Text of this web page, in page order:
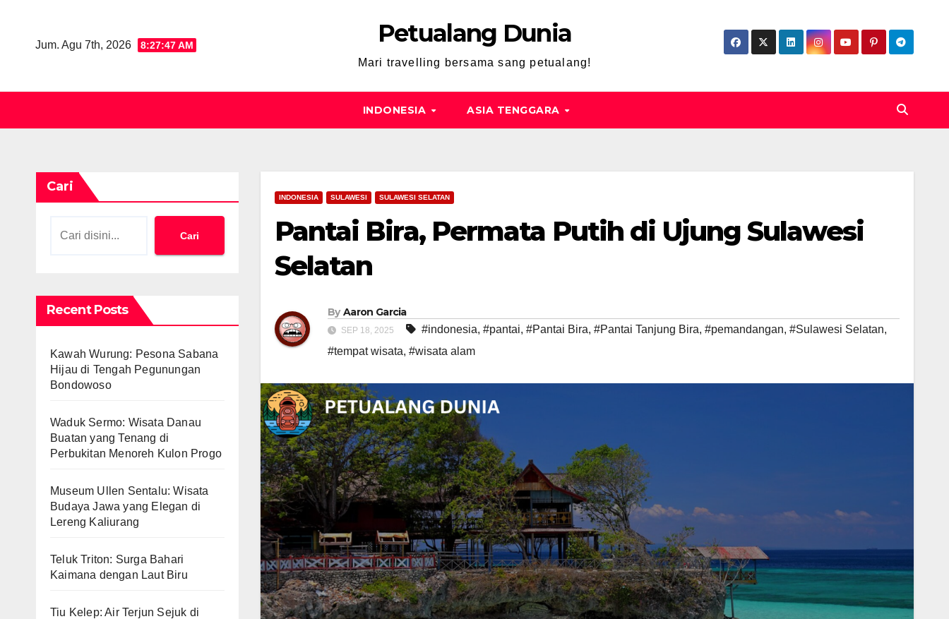
content
Jum. Agu 7th, 2026 8:27:48 AM Petualang Dunia
Mari travelling bersama sang petualang!
INDONESIA ASIA TENGGARA
Cari
Cari
Recent Posts
Kawah Wurung: Pesona Sabana
Hijau di Tengah Pegunungan
Bondowoso
Waduk Sermo: Wisata Danau
Buatan yang Tenang di
Perbukitan Menoreh Kulon Progo
Museum Ullen Sentalu: Wisata
Budaya Jawa yang Elegan di
Lereng Kaliurang
Teluk Triton: Surga Bahari
Kaimana dengan Laut Biru
Tiu Kelep: Air Terjun Sejuk di
INDONESIA SULAWESI SULAWESI SELATAN
Pantai Bira, Permata Putih di Ujung Sulawesi
Selatan
By Aaron Garcia
SEP 18, 2025 #indonesia, #pantai, #Pantai Bira, #Pantai Tanjung Bira, #pemandangan, #Sulawesi Selatan,
#tempat wisata, #wisata alam